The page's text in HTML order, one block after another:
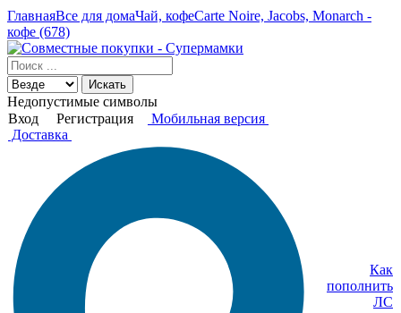
ГлавнаяВсе для домаЧай, кофеCarte Noire, Jacobs, Monarch -
кофе (678)
Искать
Недопустимые символы
Вход
Регистрация
Мобильная версия
Доставка
Как
пополнить
ЛС